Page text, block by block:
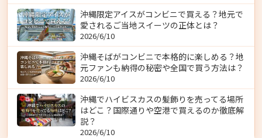
沖縄限定アイスがコンビニで買える？地元で
愛されるご当地スイーツの正体とは？
2026/6/10
沖縄そばがコンビニで本格的に楽しめる？地
元ファンも納得の秘密や全国で買う方法は？
2026/6/10
沖縄でハイビスカスの髪飾りを売ってる場所
はどこ？国際通りや空港で買えるのか徹底解
説？
2026/6/10